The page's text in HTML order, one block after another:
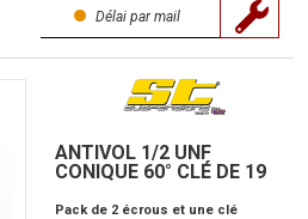
Délai par mail
ANTIVOL 1/2 UNF
CONIQUE 60° CLÉ DE 19
Pack de 2 écrous et une clé